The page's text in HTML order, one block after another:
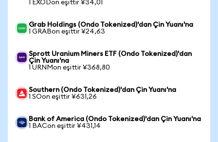
1 EXODon eşittir ¥34,01
Grab Holdings (Ondo Tokenized)'dan Çin Yuanı'na
1 GRABon eşittir ¥24,63
Sprott Uranium Miners ETF (Ondo Tokenized)'dan
Çin Yuanı'na
1 URNMon eşittir ¥368,80
Southern (Ondo Tokenized)'dan Çin Yuanı'na
1 SOon eşittir ¥631,26
Bank of America (Ondo Tokenized)'dan Çin Yuanı'na
1 BACon eşittir ¥431,14